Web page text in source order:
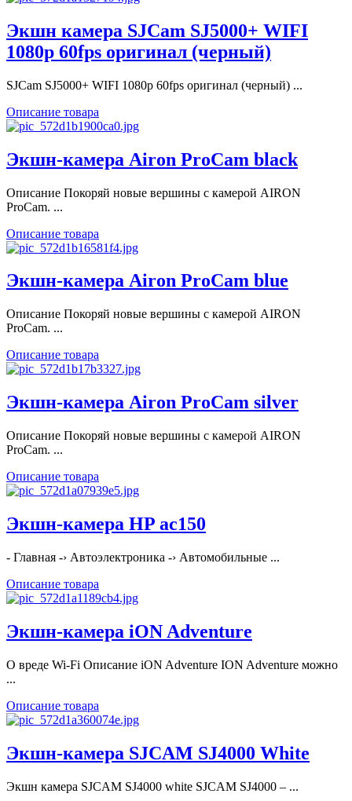
Экшн камера SJCam SJ5000+ WIFI
1080p 60fps оригинал (черный)
SJCam SJ5000+ WIFI 1080p 60fps оригинал (черный) ...
Описание товара
Экшн-камера Airon ProCam black
Описание Покоряй новые вершины с камерой AIRON
ProCam. ...
Описание товара
Экшн-камера Airon ProCam blue
Описание Покоряй новые вершины с камерой AIRON
ProCam. ...
Описание товара
Экшн-камера Airon ProCam silver
Описание Покоряй новые вершины с камерой AIRON
ProCam. ...
Описание товара
Экшн-камера HP ac150
- Главная -› Автоэлектроника -› Автомобильные ...
Описание товара
Экшн-камера iON Adventure
О вреде Wi-Fi Описание iON Adventure ION Adventure можно
...
Описание товара
Экшн-камера SJCAM SJ4000 White
Экшн камера SJCAM SJ4000 white SJCAM SJ4000 ‒ ...